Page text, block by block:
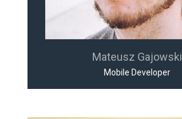
Mateusz Gajowski
Mobile Developer